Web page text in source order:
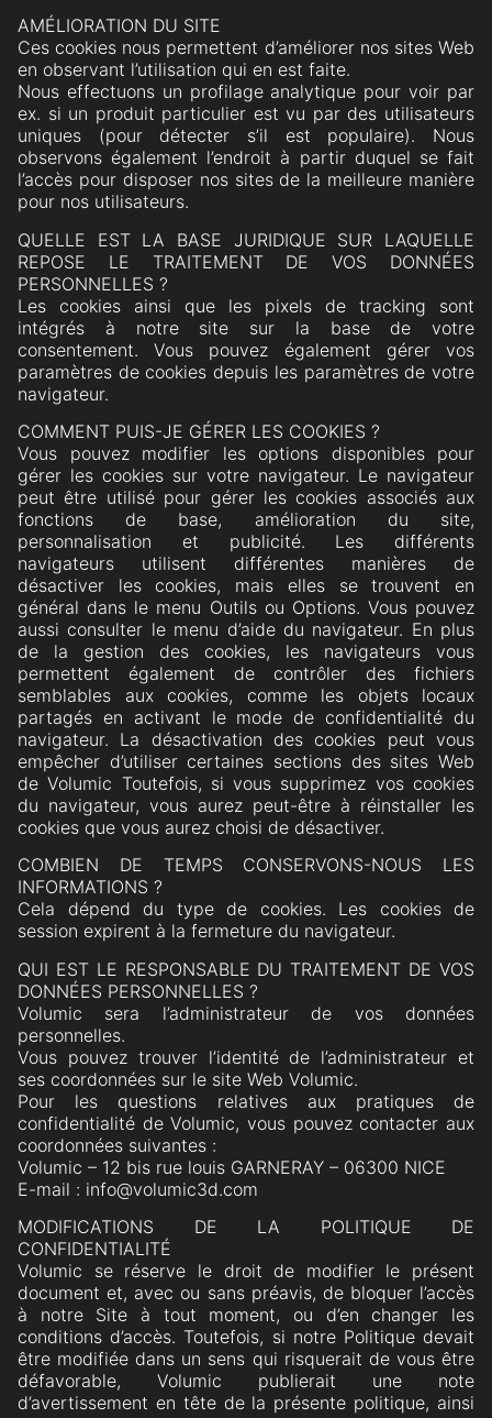
AMÉLIORATION DU SITE
Ces cookies nous permettent d’améliorer nos sites Web
en observant l’utilisation qui en est faite.
Nous effectuons un profilage analytique pour voir par
ex. si un produit particulier est vu par des utilisateurs
uniques (pour détecter s’il est populaire). Nous
observons également l’endroit à partir duquel se fait
l’accès pour disposer nos sites de la meilleure manière
pour nos utilisateurs.
QUELLE EST LA BASE JURIDIQUE SUR LAQUELLE
REPOSE LE TRAITEMENT DE VOS DONNÉES
PERSONNELLES ?
Les cookies ainsi que les pixels de tracking sont
intégrés à notre site sur la base de votre
consentement. Vous pouvez également gérer vos
paramètres de cookies depuis les paramètres de votre
navigateur.
COMMENT PUIS-JE GÉRER LES COOKIES ?
Vous pouvez modifier les options disponibles pour
gérer les cookies sur votre navigateur. Le navigateur
peut être utilisé pour gérer les cookies associés aux
fonctions de base, amélioration du site,
personnalisation et publicité. Les différents
navigateurs utilisent différentes manières de
désactiver les cookies, mais elles se trouvent en
général dans le menu Outils ou Options. Vous pouvez
aussi consulter le menu d’aide du navigateur. En plus
de la gestion des cookies, les navigateurs vous
permettent également de contrôler des fichiers
semblables aux cookies, comme les objets locaux
partagés en activant le mode de confidentialité du
navigateur. La désactivation des cookies peut vous
empêcher d’utiliser certaines sections des sites Web
de Volumic Toutefois, si vous supprimez vos cookies
du navigateur, vous aurez peut-être à réinstaller les
cookies que vous aurez choisi de désactiver.
COMBIEN DE TEMPS CONSERVONS-NOUS LES
INFORMATIONS ?
Cela dépend du type de cookies. Les cookies de
session expirent à la fermeture du navigateur.
QUI EST LE RESPONSABLE DU TRAITEMENT DE VOS
DONNÉES PERSONNELLES ?
Volumic sera l’administrateur de vos données
personnelles.
Vous pouvez trouver l’identité de l’administrateur et
ses coordonnées sur le site Web Volumic.
Pour les questions relatives aux pratiques de
confidentialité de Volumic, vous pouvez contacter aux
coordonnées suivantes :
Volumic – 12 bis rue louis GARNERAY – 06300 NICE
E-mail : info@volumic3d.com
MODIFICATIONS DE LA POLITIQUE DE
CONFIDENTIALITÉ
Volumic se réserve le droit de modifier le présent
document et, avec ou sans préavis, de bloquer l’accès
à notre Site à tout moment, ou d’en changer les
conditions d’accès. Toutefois, si notre Politique devait
être modifiée dans un sens qui risquerait de vous être
défavorable, Volumic publierait une note
d’avertissement en tête de la présente politique, ainsi